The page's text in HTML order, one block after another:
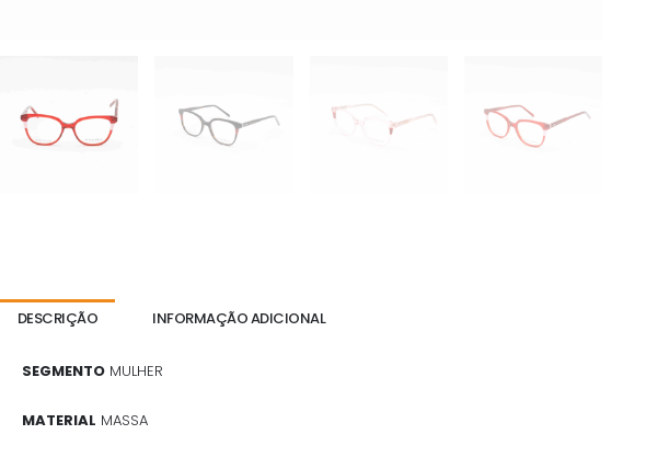
DESCRIÇÃO INFORMAÇÃO ADICIONAL
SEGMENTO MULHER
MATERIAL MASSA